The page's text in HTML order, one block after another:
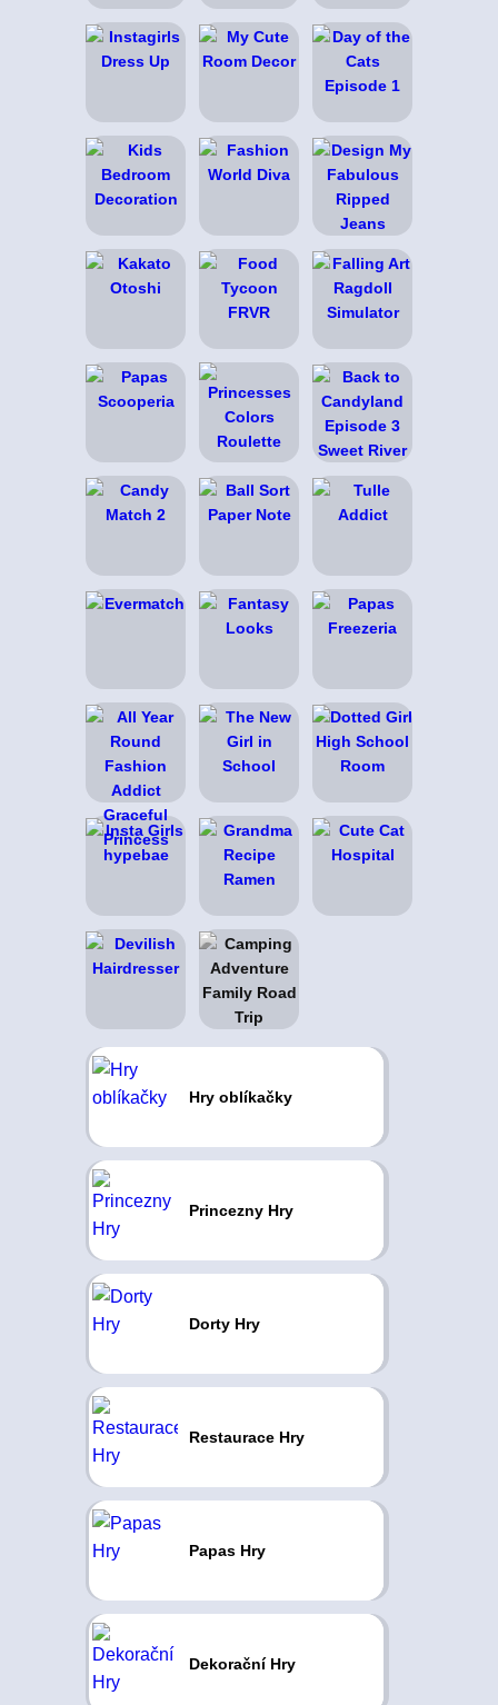
Hry oblíkačky
Princezny Hry
Dorty Hry
Restaurace Hry
Papas Hry
Dekorační Hry